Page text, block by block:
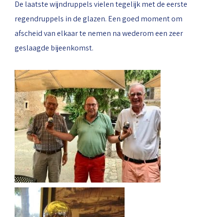
De laatste wijndruppels vielen tegelijk met de eerste
regendruppels in de glazen. Een goed moment om
afscheid van elkaar te nemen na wederom een zeer
geslaagde bijeenkomst.